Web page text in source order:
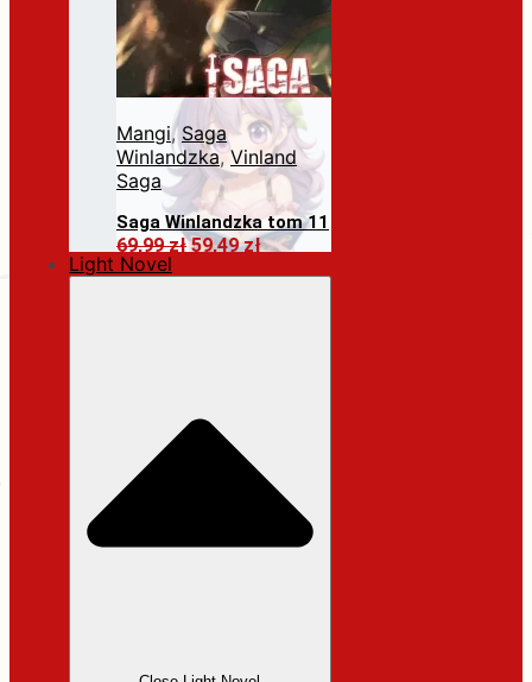
Mangi, Saga
Winlandzka, Vinland
Saga
Saga Winlandzka tom 11
69,99złPierwotna
59,49złAktualna
Dodaj do koszyka
Light Novel